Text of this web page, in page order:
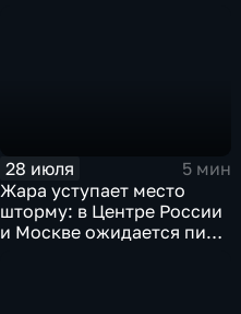
28 июля
5 мин
Жара уступает место
шторму: в Центре России
и Москве ожидается пик